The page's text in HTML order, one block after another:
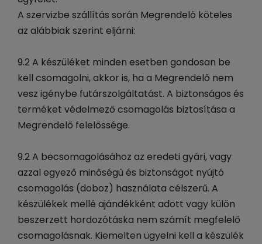
A szervizbe szállítás során Megrendelő köteles
az alábbiak szerint eljárni:
9.2 A készüléket minden esetben gondosan be
kell csomagolni, akkor is, ha a Megrendelő nem
vesz igénybe futárszolgáltatást. A biztonságos és
terméket védelmező csomagolás biztosítása a
Megrendelő felelőssége.
9.2 A becsomagolásához az eredeti gyári, vagy
azzal egyező minőségű és biztonságot nyújtó
csomagolás (doboz) használata célszerű. A
készülékek mellé ajándékként adott vagy külön
beszerzett hordozótáska nem számít megfelelő
csomagolásnak. Kiemelten ügyelni kell a készülék